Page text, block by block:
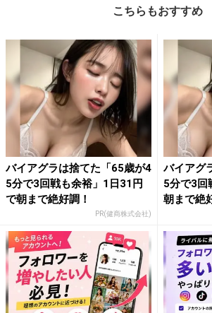
こちらもおすすめ
バイアグラは捨てた「65歳が4
5分で3回戦も余裕」1日31円
で朝まで絶好調！
PR(健商株式会社)
バイアグ
5分で3回
朝まで絶